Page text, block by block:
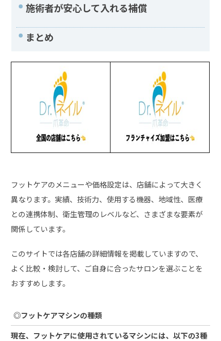
施術者が安心して入れる補償
まとめ
フットケアのメニューや価格設定は、店舗によって大きく
異なります。実績、技術力、使用する機器、地域性、医療
との連携体制、衛生管理のレベルなど、さまざまな要素が
関係しています。
このサイトでは各店舗の詳細情報を掲載していますので、
よく比較・検討して、ご自身に合ったサロンを選ぶことを
おすすめします。
◎フットケアマシンの種類
現在、フットケアに使用されているマシンには、以下の3種